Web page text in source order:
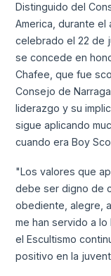
Distinguido del
America, durante el
celebrado el 22 de
se concede en
Chafee, que fue
Consejo de
liderazgo y su
sigue aplicando
cuando era Boy
"Los valores que
debe ser digno de
obediente, alegre,
me han servido a
el Escultismo
positivo en la